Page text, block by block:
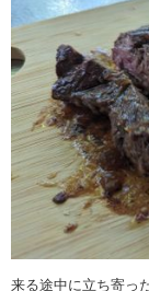
来る途中に立ち寄っ